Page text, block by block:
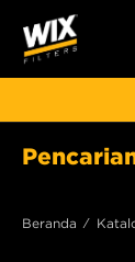
Beranda